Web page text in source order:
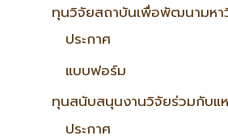
ทุนวิจัยสถาบันเพื่อพัฒนามหา
ประกาศ
แบบฟอร์ม
ทุนสนับสนุนงานวิจัยร่วมกับแ
ประกาศ